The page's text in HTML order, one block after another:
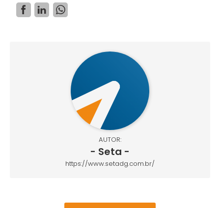
AUTOR:
- Seta -
https://www.setadg.com.br/